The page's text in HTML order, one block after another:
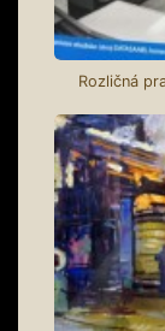
Rozličná